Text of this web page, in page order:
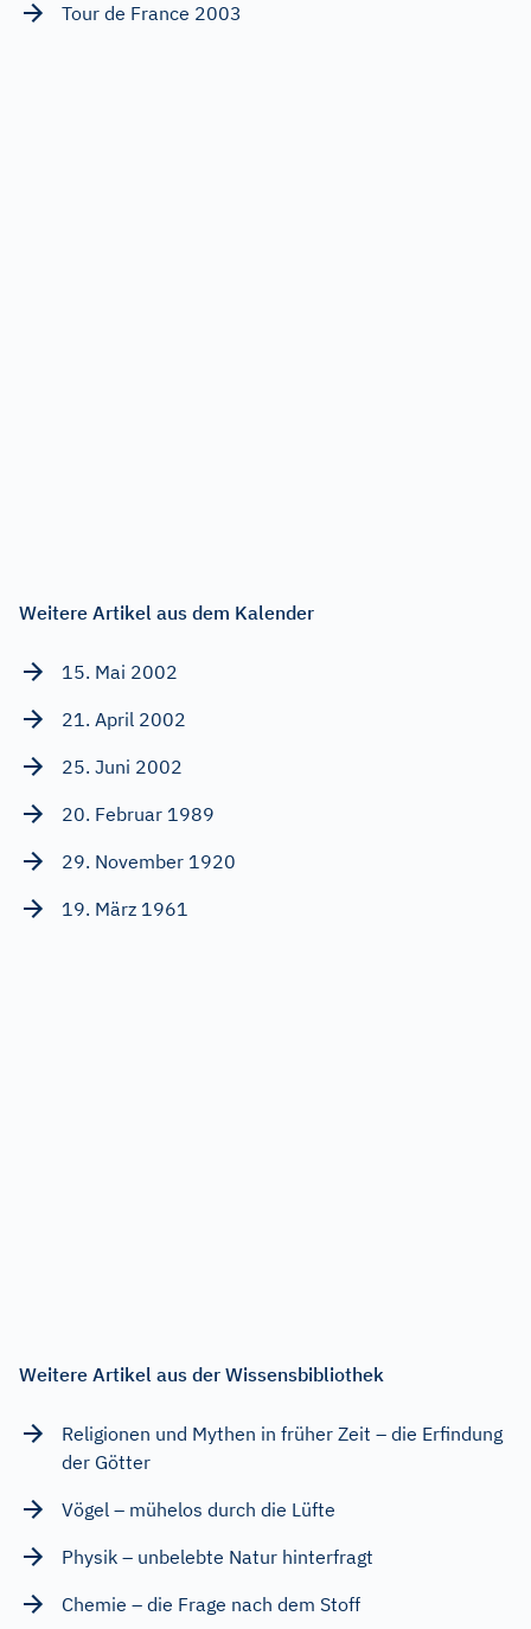
Tour de France 2003
Weitere Artikel aus dem Kalender
15. Mai 2002
21. April 2002
25. Juni 2002
20. Februar 1989
29. November 1920
19. März 1961
Weitere Artikel aus der Wissensbibliothek
Religionen und Mythen in früher Zeit – die Erfindung
der Götter
Vögel – mühelos durch die Lüfte
Physik – unbelebte Natur hinterfragt
Chemie – die Frage nach dem Stoff